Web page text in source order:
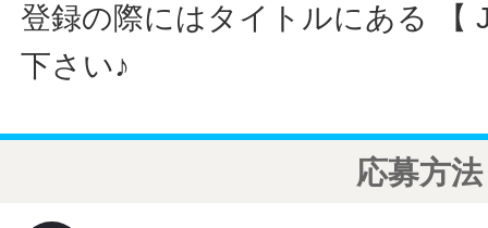
登録の際にはタイトルにある 【
下さい♪
応募方法